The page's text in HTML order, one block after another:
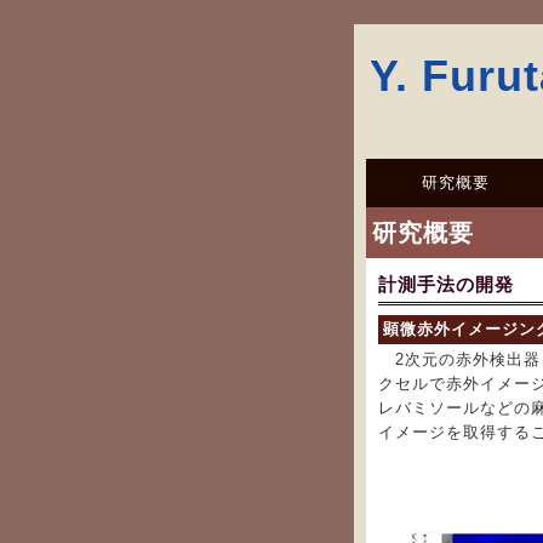
Y.
研究概要
研究概要
計測手法の開発
顕微赤外イメージン
2次元の赤外検出
クセルで赤外イメー
レバミソールなどの
イメージを取得する